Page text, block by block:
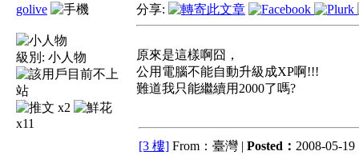
golive
級別: 小人物
x2
x11
分享:
原來是這樣啊囧，
公用電腦不能自動升級成XP啊!!!
難道我只能繼續用2000了嗎?
[3 樓] From：臺灣 | Posted： 2008-05-19